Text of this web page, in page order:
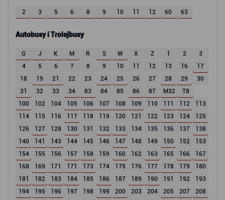
2 3 5 6 8 9 10 11 12 60 63
Autobusy i Trolejbusy
G J K M R S W X Z 1 2
3
4
5 6 7 8 9 10 11 12 13 16
17
18
19 21 22 23 24 25 26 27 28 29
30
31
32 33 34 83 84 85 86 87 M32
T8
100
102 104 105 106 107 108 109 110 111 112
113
114
115 116 117 118 119 120 121 122 123 124
125
126
127 128 130 131 132 133 134 135 136 137
138
140
141 143 144 145 146 147 148 149 150 152
153
154
155 156 157 158 159 160 162 163 165 166
167
168
169 171 171 173 174 175 176 177 178 179
180
181
182 183 184 185 186 187 189 190 191 192
193
194
195 196 197 198 199 200 203 204 205 207
208